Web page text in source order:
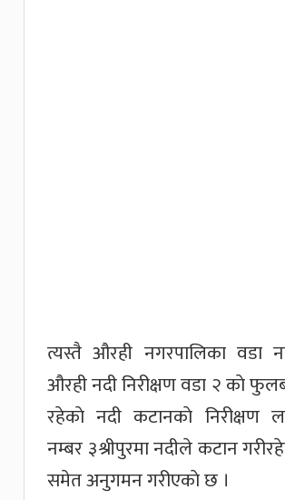
त्यस्तै औरही नगरपालिका वडा
औरही नदी निरीक्षण वडा २ काे
रहेकाे नदी कटानकाे निरीक्षण
नम्बर ३श्रीपुरमा नदीले कटान
समेत अनुगमन गरीएकाे छ ।